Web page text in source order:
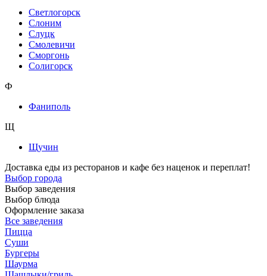
Светлогорск
Слоним
Слуцк
Смолевичи
Сморгонь
Солигорск
Ф
Фаниполь
Щ
Щучин
Доставка еды из ресторанов и кафе без наценок и переплат!
Выбор города
Выбор заведения
Выбор блюда
Оформление заказа
Все заведения
Пицца
Суши
Бургеры
Шаурма